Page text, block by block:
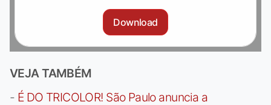
Download
VEJA TAMBÉM
- É DO TRICOLOR! São Paulo anuncia a